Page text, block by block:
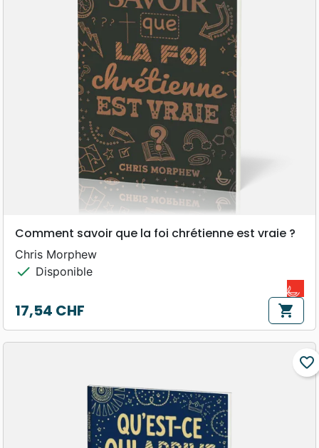
Comment savoir que la foi chrétienne est vraie ?
Chris Morphew
check Disponible
Prix
17,54 CHF shopping_cart
favorite_border